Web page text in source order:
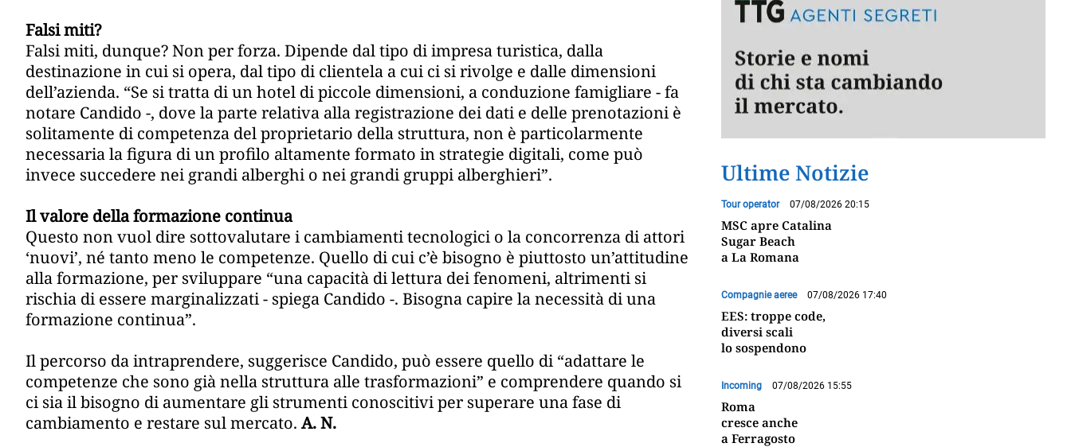
Falsi miti?
Falsi miti, dunque? Non per forza. Dipende dal tipo di impresa turistica, dalla
destinazione in cui si opera, dal tipo di clientela a cui ci si rivolge e dalle dimensioni
dell’azienda. “Se si tratta di un hotel di piccole dimensioni, a conduzione famigliare - fa
notare Candido -, dove la parte relativa alla registrazione dei dati e delle prenotazioni è
solitamente di competenza del proprietario della struttura, non è particolarmente
necessaria la figura di un profilo altamente formato in strategie digitali, come può
invece succedere nei grandi alberghi o nei grandi gruppi alberghieri”.
Il valore della formazione continua
Questo non vuol dire sottovalutare i cambiamenti tecnologici o la concorrenza di attori
‘nuovi’, né tanto meno le competenze. Quello di cui c’è bisogno è piuttosto un’attitudine
alla formazione, per sviluppare “una capacità di lettura dei fenomeni, altrimenti si
rischia di essere marginalizzati - spiega Candido -. Bisogna capire la necessità di una
formazione continua”.
Il percorso da intraprendere, suggerisce Candido, può essere quello di “adattare le
competenze che sono già nella struttura alle trasformazioni” e comprendere quando si
ci sia il bisogno di aumentare gli strumenti conoscitivi per superare una fase di
cambiamento e restare sul mercato. A. N.
Ultime Notizie
Tour operator 07/08/2026 20:15
MSC apre Catalina
Sugar Beach
a La Romana
Compagnie aeree 07/08/2026 17:40
EES: troppe code,
diversi scali
lo sospendono
Incoming 07/08/2026 15:55
Roma
cresce anche
a Ferragosto